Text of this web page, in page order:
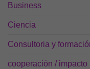
Business
Ciencia
Consultoria y
cooperación / impacto